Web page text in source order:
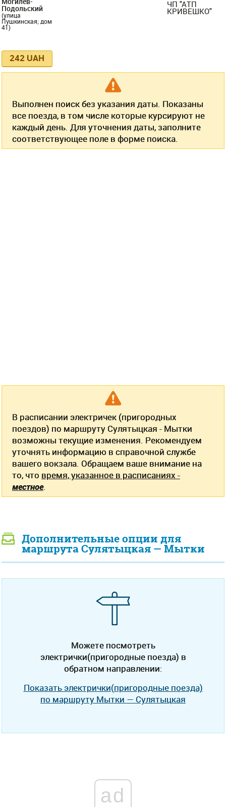
Подольский
(улица
Пушкинская; дом
41)
ЧП "АТП
КРИВЕШКО"
242 UAH
Выполнен поиск без указания даты. Показаны
все поезда, в том числе которые курсируют не
каждый день. Для уточнения даты, заполните
соответствующее поле в форме поиска.
В расписании электричек (пригородных
поездов) по маршруту Сулятыцкая - Мытки
возможны текущие изменения. Рекомендуем
уточнять информацию в справочной службе
вашего вокзала. Обращаем ваше внимание на
то, что время, указанное в расписаниях -
местное.
Дополнительные опции для
маршрута Сулятыцкая — Мытки
Можете посмотреть
электрички(пригородные поезда) в
обратном направлении:
Показать электрички(пригородные поезда)
по маршруту Мытки — Сулятыцкая
ad